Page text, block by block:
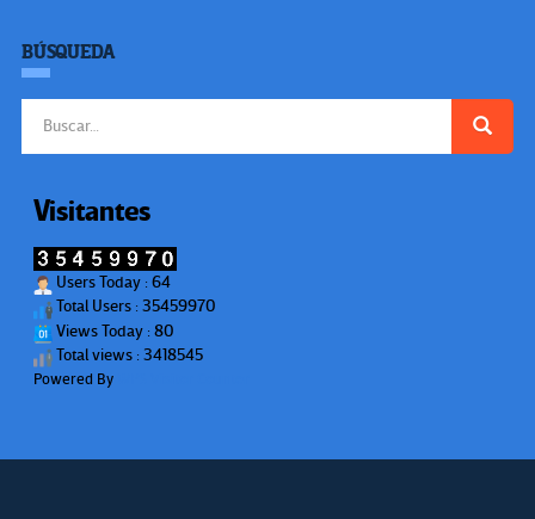
BÚSQUEDA
Visitantes
Users Today : 64
Total Users : 35459970
Views Today : 80
Total views : 3418545
Powered By